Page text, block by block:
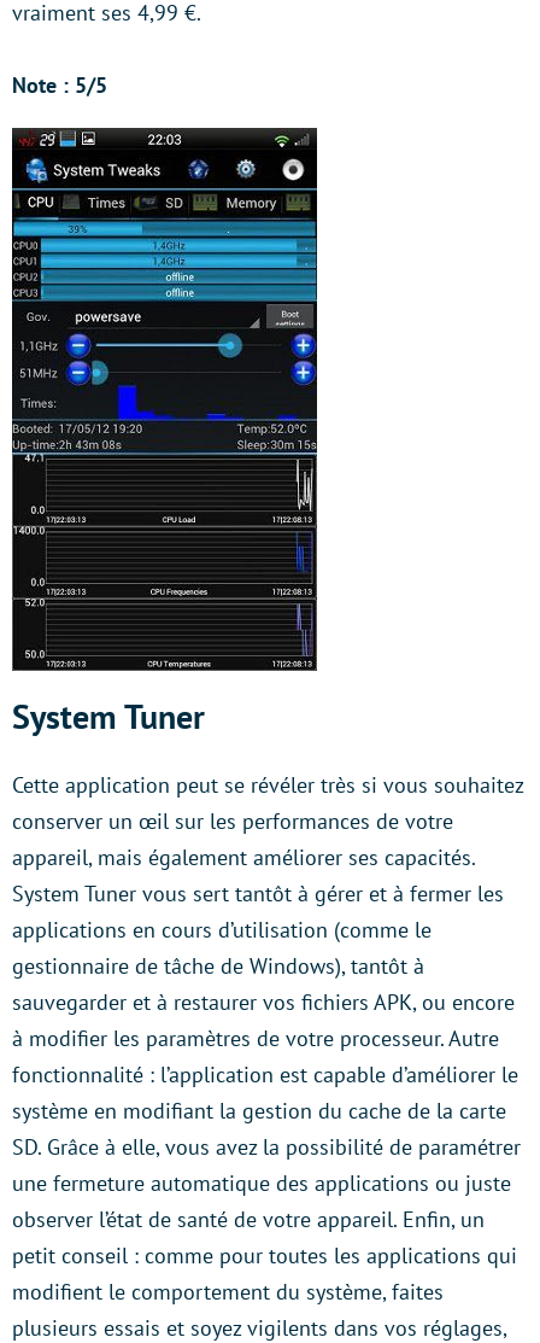
vraiment ses 4,99 €.
Note : 5/5
System Tuner
Cette application peut se révéler très si vous souhaitez
conserver un œil sur les performances de votre
appareil, mais également améliorer ses capacités.
System Tuner vous sert tantôt à gérer et à fermer les
applications en cours d’utilisation (comme le
gestionnaire de tâche de Windows), tantôt à
sauvegarder et à restaurer vos fichiers APK, ou encore
à modifier les paramètres de votre processeur. Autre
fonctionnalité : l’application est capable d’améliorer le
système en modifiant la gestion du cache de la carte
SD. Grâce à elle, vous avez la possibilité de paramétrer
une fermeture automatique des applications ou juste
observer l’état de santé de votre appareil. Enfin, un
petit conseil : comme pour toutes les applications qui
modifient le comportement du système, faites
plusieurs essais et soyez vigilents dans vos réglages,